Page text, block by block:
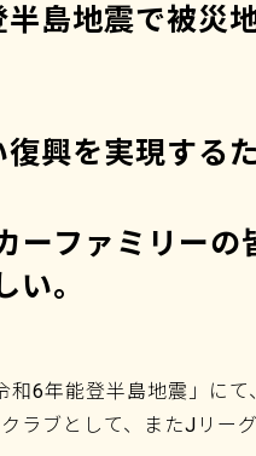
島地震で被災
興を実現する
ーファミリー
い。
6年能登半島地震」にて
ラブとして、またJリー